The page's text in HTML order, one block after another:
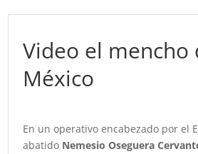
Video el mencho
México
En un operativo encabezado por el
abatido Nemesio Oseguera